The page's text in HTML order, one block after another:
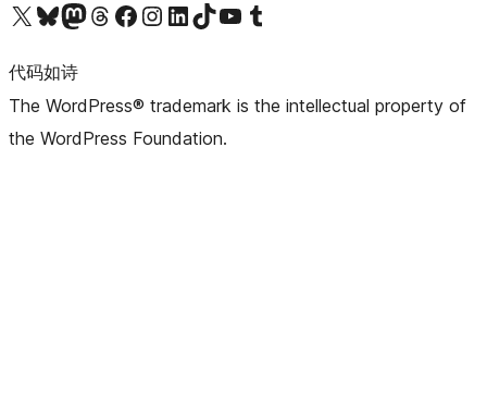
关注我们的 X（原 Twitter）账号访问我们的 Bluesky 账号关注我们的 Mastodon 账号访问我们的 Threads 账号 访问我们的 Facebook 公共主页关注我们的 Instagram 账号 关注我们的 LinkedIn 主页访问我们的 TikTok 账号访问我们的 YouTube 频道 访问我们的 Tumblr 账号
代码如诗
The WordPress® trademark is the intellectual property of
the WordPress Foundation.